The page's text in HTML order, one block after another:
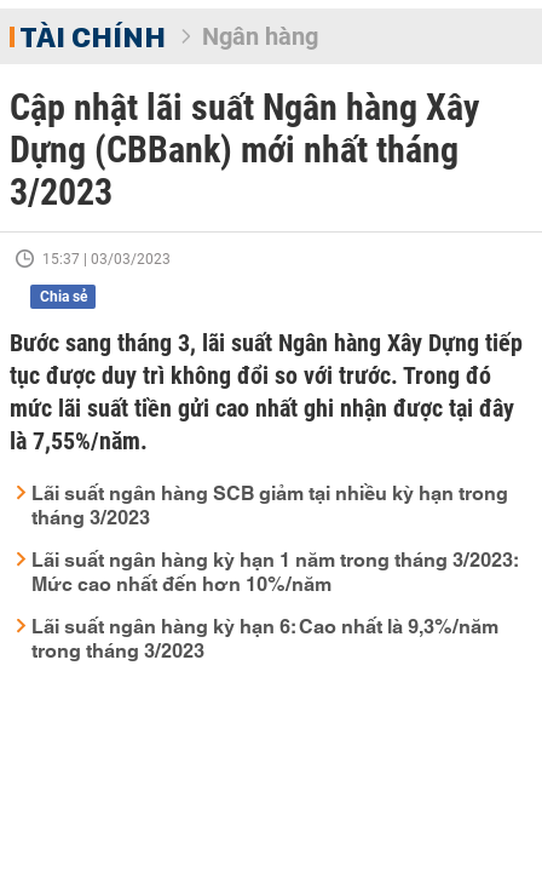
TÀI CHÍNH Ngân hàng
Cập nhật lãi suất Ngân hàng Xây
Dựng (CBBank) mới nhất tháng
3/2023
15:37 | 03/03/2023
Chia sẻ
Bước sang tháng 3, lãi suất Ngân hàng Xây Dựng tiếp
tục được duy trì không đổi so với trước. Trong đó
mức lãi suất tiền gửi cao nhất ghi nhận được tại đây
là 7,55%/năm.
Lãi suất ngân hàng SCB giảm tại nhiều kỳ hạn trong
tháng 3/2023
Lãi suất ngân hàng kỳ hạn 1 năm trong tháng 3/2023:
Mức cao nhất đến hơn 10%/năm
Lãi suất ngân hàng kỳ hạn 6: Cao nhất là 9,3%/năm
trong tháng 3/2023